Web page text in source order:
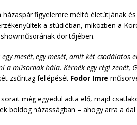
házaspár figyelemre méltó életútjának
a stúdióban, miközben a
döntőjében.
mesét, egy mesét, amit két csodálatos
a műsornak hála. Kérnék egy régi zenét,
zsűritag fellépését Fodor Imre
még egyedül adta elő, majd
boldog házasságban – ahogy arra a dal